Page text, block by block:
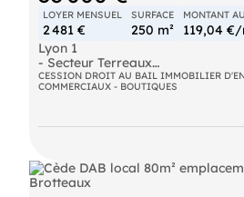
LOYER MENSUEL
2 481 €
SURFACE
250 m²
MONTANT
119,04
Lyon 1
- Secteur Terreaux
- Bat d'Argent
- Droit au Bail local commercial
Emplacement sur secteur
niveaux spacieux, pierre
vitrine, local en excellent état,
restauration avec cuisson.
CESSION DROIT AU BAIL IMMOBILIER
COMMERCIAUX - BOUTIQUES